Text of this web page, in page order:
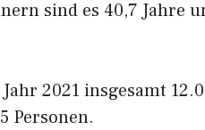
sind es 40,7 Jahre
2021 insgesamt
Personen.